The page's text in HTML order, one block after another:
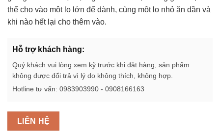
thể cho vào một lọ lớn để dành, cùng một lọ nhỏ ăn dần và
khi nào hết lại cho thêm vào.
Hỗ trợ khách hàng:
Quý khách vui lòng xem kỹ trước khi đặt hàng, sản phẩm
không được đổi trả vì lý do không thích, không hợp.
Hotline tư vấn: 0983903990 - 0908166163
LIÊN HỆ